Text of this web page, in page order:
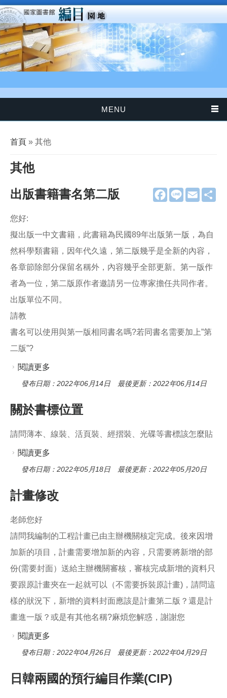
移至主內容
MENU
您在這裡
首頁 » 其他
其他
F
a
o
o
k
L
E
m
出版書籍書名第二版
您好:
擬出版一中文書籍，此書籍為民國89年出版第一版，為自
然科學類書籍，因年代久遠，第二版幾乎是全新的內容，
各章節除部分保留名稱外，內容幾乎全部更新。第一版作
者為一位，第二版原作者邀請另一位專家擔任共同作者。
出版單位不同。
請教
書名可以使用與第一版相同書名嗎?若同書名需要加上”第
二版”?
閱讀更多
發布日期：2022年06月14日 最後更新：2022年06月14日
關於書標位置
請問薄本、線裝、活頁裝、經摺裝、光碟等書標該怎麼貼
閱讀更多
發布日期：2022年05月18日 最後更新：2022年05月20日
計畫修改
老師您好
請問我編制的工程計畫已由主辦機關核定完成。後來因增
加新的項目，計畫需要增加新的內容，只需要將新增的部
份(需要封面）送給主辦機關審核，審核完成新增的資料只
要跟原計畫夾在一起就可以（不需要拆裝原計畫)，請問這
樣的狀況下，新增的資料封面應該是計畫第二版？還是計
畫進一版？或是有其他名稱?麻煩您解惑，謝謝您
閱讀更多
發布日期：2022年04月26日 最後更新：2022年04月29日
日韓兩國的預行編目作業(CIP)